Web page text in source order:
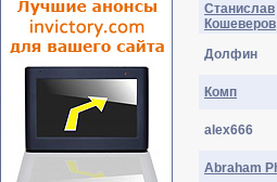
Станислав
Кошеверов
Долфин
Комп
alex666
Abraham